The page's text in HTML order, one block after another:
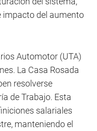
impacto del aumento
Automotor (UTA)
La Casa Rosada
resolverse
de Trabajo. Esta
salariales
manteniendo el